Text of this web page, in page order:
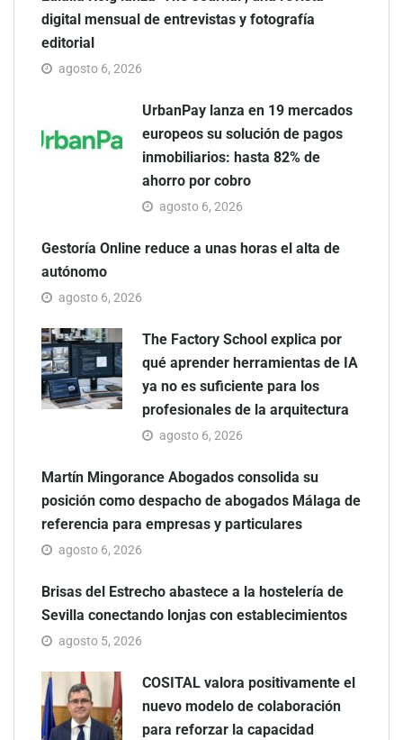
digital mensual de entrevistas y fotografía
editorial
agosto 6, 2026
UrbanPay lanza en 19 mercados
europeos su solución de pagos
inmobiliarios: hasta 82% de
ahorro por cobro
agosto 6, 2026
Gestoría Online reduce a unas horas el alta de
autónomo
agosto 6, 2026
The Factory School explica por
qué aprender herramientas de IA
ya no es suficiente para los
profesionales de la arquitectura
agosto 6, 2026
Martín Mingorance Abogados consolida su
posición como despacho de abogados Málaga de
referencia para empresas y particulares
agosto 6, 2026
Brisas del Estrecho abastece a la hostelería de
Sevilla conectando lonjas con establecimientos
agosto 5, 2026
COSITAL valora positivamente el
nuevo modelo de colaboración
para reforzar la capacidad